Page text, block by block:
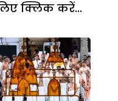
क्लिक करें...